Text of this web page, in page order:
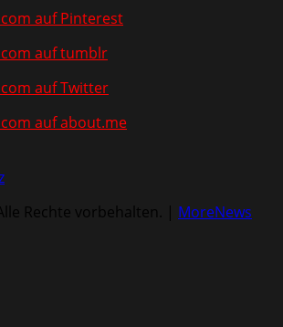
auf Pinterest
auf tumblr
auf Twitter
auf about.me
Rechte vorbehalten. | MoreNews